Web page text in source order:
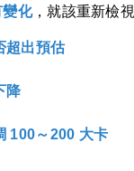
變化，就該重新檢視
超出預估
降
100～200 大卡